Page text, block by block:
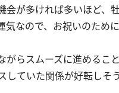
が多ければ多いほど、
なので、お祝いのため
らスムーズに進めること
ていた関係が好転しそう